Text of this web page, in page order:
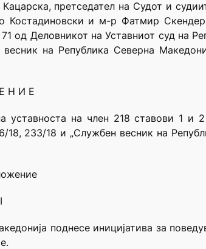
претседател на Судот и
Костадиновски и м-р Фатмир
од Деловникот на Уставниот суд на
на Република Северна
Н И Е
уставноста на член 218 ставови 1 и
18, 233/18 и „Службен весник на
I
поднесе иницијатива за